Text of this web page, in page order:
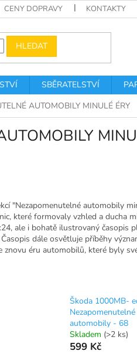
CENY DOPRAVY KONTAKTY
HLEDAT
SBĚRATELSTVÍ
AUTOMOBILY MINULÉ ÉRY
"Nezapomenutelné automobily
které formovaly vzhled a ducha
ale i bohatě ilustrovaný časopis
dále osvětluje příběhy
znovu éru automobilů, které byly
Škoda 1000MB-
Nezapomenutelné
automobily - 68
Skladem (>2 ks)
599 Kč